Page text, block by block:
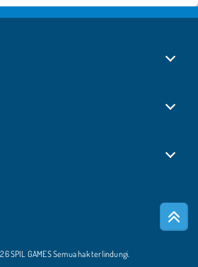
SPIL GAMES Semua hak terlindungi.